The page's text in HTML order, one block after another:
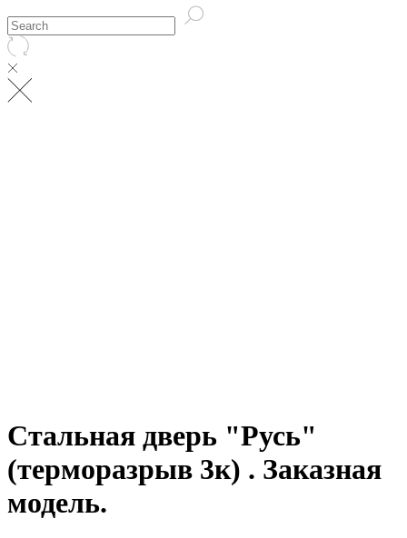
Стальная дверь "Русь"
(терморазрыв 3к) . Заказная
модель.